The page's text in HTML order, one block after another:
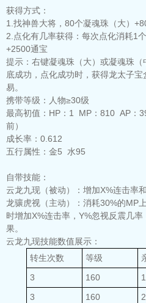
获得方式：
1.找神兽大将，80个凝魂珠（大）
2.点化有几率获得：每次点化消耗1
+2500通宝
提示： 右键凝魂珠（大）或凝魂珠
底成功，点化成功时，获得龙太子
易。
携带等级： 人物≥30级
最高初值： HP：1 MP：810 AP：
前）
成长率： 0.612
五行属性： 金5 水95
自带技能：
云龙九现（被动）： 增加X%连击率
龙骧虎视（主动）： 消耗30%的MP
时增加X%连击率，Y%忽视反震几
果。
云龙九现技能数值展示：
转生次数
等级
3
160
3
160